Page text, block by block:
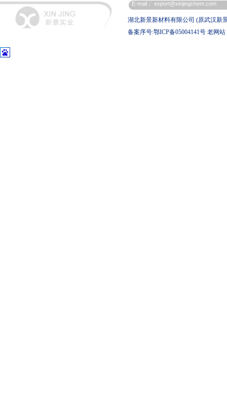
E-mail： export@xinjingchem.com
湖北新景新材料有限公司 (原武汉新
备案序号:鄂ICP备05004141号 老网站